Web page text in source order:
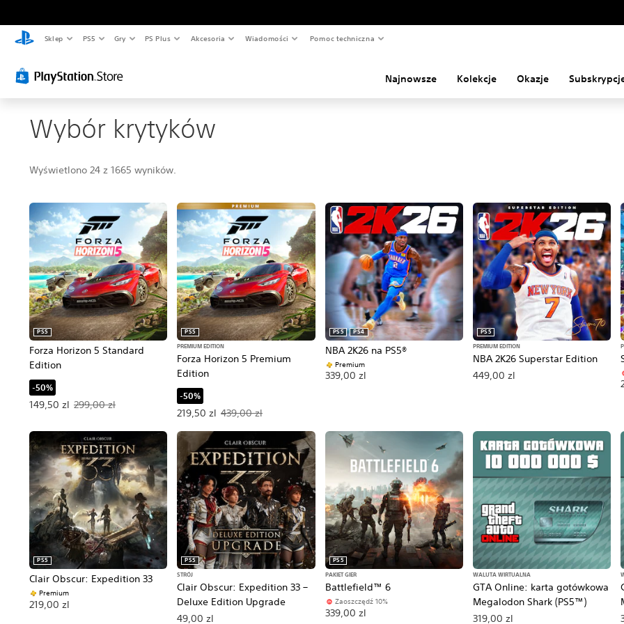
Sklep PS5 Gry PS Plus Akcesoria Wiadomości Pomoc techniczna
Najnowsze Kolekcje Okazje
Wybór krytyków
Wyświetlono 24 z 1665 wyników.
Forza Horizon 5 Standard
Edition
PS5
-50%
149,50 zl
Oferowana cena: 149,50 zl. Pierwotna cena: 299,00 zl.
299,00 zl
Forza Horizon 5 Premium
Edition
PS5
PREMIUM EDITION
-50%
219,50 zl
Oferowana cena: 219,50 zl. Pierwotna cena: 439,00 zl.
439,00 zl
NBA 2K26 na PS5®
PS5 PS4
Premium
339,00 zl
NBA 2K26 Superstar Edition
PS5
PREMIUM EDITION
449,00 zl
Clair Obscur: Expedition 33
PS5
Premium
219,00 zl
Clair Obscur: Expedition 33 –
Deluxe Edition Upgrade
PS5
STRÓJ
49,00 zl
Battlefield™ 6
PS5
PAKIET GIER
Zaoszczędź 10%
339,00 zl
GTA Online: karta gotówkowa
Megalodon Shark (PS5™)
WALUTA WIRTUALNA
319,00 zl